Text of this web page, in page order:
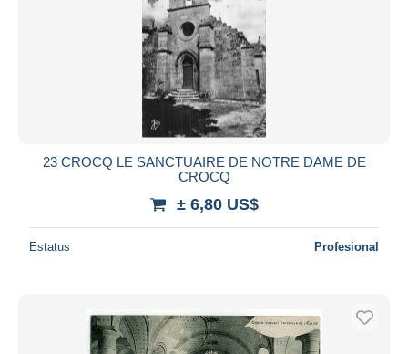
23 CROCQ LE SANCTUAIRE DE NOTRE DAME DE
CROCQ
± 6,80 US$
Estatus Profesional